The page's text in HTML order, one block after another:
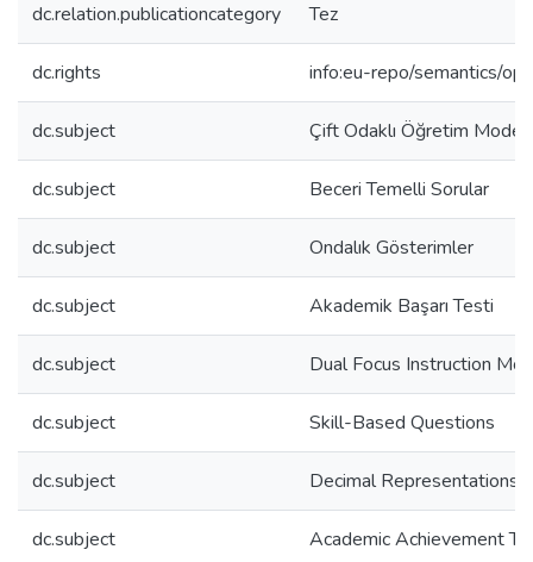
dc.relation.publicationcategory Tez
dc.rights info:eu-repo/semantics/
dc.subject Çift Odaklı Öğretim Modeli
dc.subject Beceri Temelli Sorular
dc.subject Ondalık Gösterimler
dc.subject Akademik Başarı Testi
dc.subject Dual Focus Instruction
dc.subject Skill-Based Questions
dc.subject Decimal Representations
dc.subject Academic Achievement